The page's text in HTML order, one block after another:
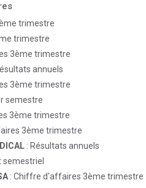
trimestre
trimestre
3ème trimestre
annuels
3ème trimestre
semestre
3ème trimestre
3ème trimestre
: Résultats annuels
semestriel
: Chiffre d'affaires 3ème trimestre